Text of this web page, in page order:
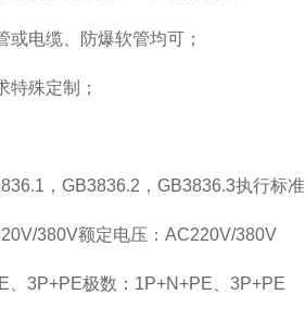
或电缆、防爆软管均可；
特殊定制；
，GB3836.2，GB3836.3执行标
380V额定电压：AC220V/380V
3P+PE极数：1P+N+PE、3P+PE